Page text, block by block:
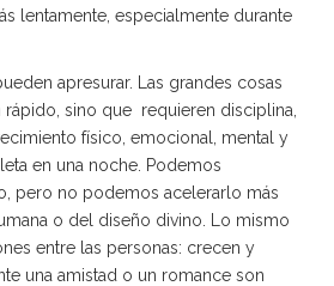
lentamente, especialmente durante
apresurar. Las grandes cosas
rápido, sino que requieren disciplina,
físico, emocional, mental y
en una noche. Podemos
pero no podemos acelerarlo más
o del diseño divino. Lo mismo
entre las personas: crecen y
una amistad o un romance son